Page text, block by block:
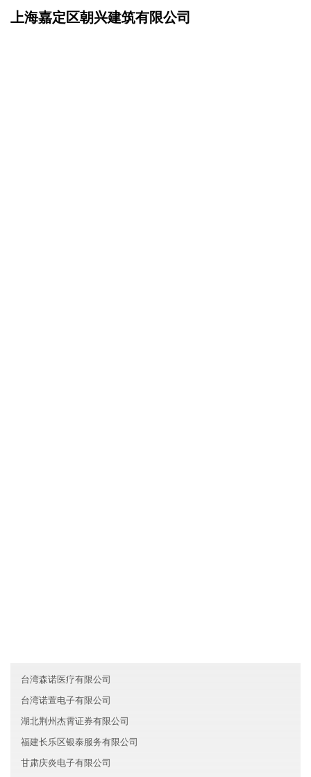
上海嘉定区朝兴建筑有限公司
台湾森诺医疗有限公司
台湾诺萱电子有限公司
湖北荆州杰霄证券有限公司
福建长乐区银泰服务有限公司
甘肃庆炎电子有限公司